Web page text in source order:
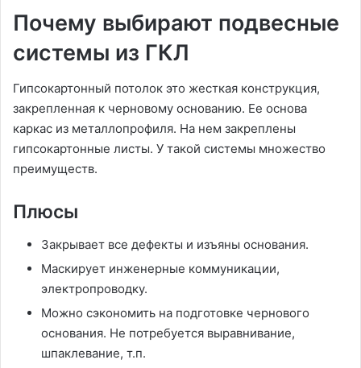
Почему выбирают подвесные
системы из ГКЛ
Гипсокартонный потолок это жесткая конструкция,
закрепленная к черновому основанию. Ее основа
каркас из металлопрофиля. На нем закреплены
гипсокартонные листы. У такой системы множество
преимуществ.
Плюсы
Закрывает все дефекты и изъяны основания.
Маскирует инженерные коммуникации,
электропроводку.
Можно сэкономить на подготовке чернового
основания. Не потребуется выравнивание,
шпаклевание, т.п.